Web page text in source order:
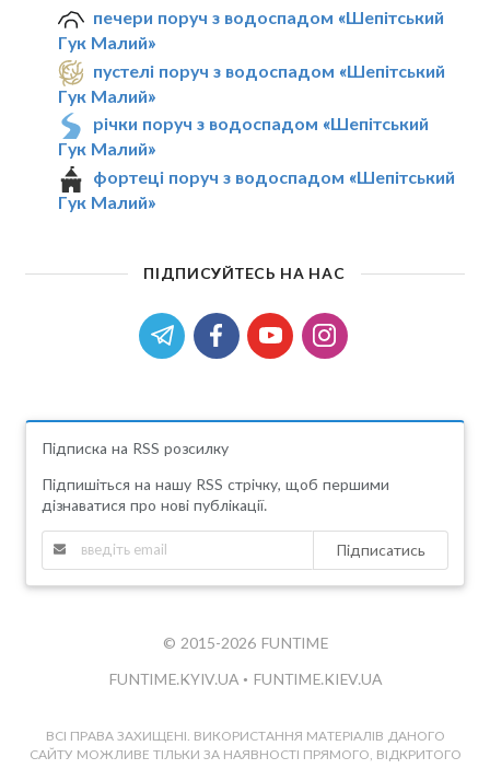
печери поруч з водоспадом «Шепітський
Гук Малий»
пустелі поруч з водоспадом «Шепітський
Гук Малий»
річки поруч з водоспадом «Шепітський
Гук Малий»
фортеці поруч з водоспадом «Шепітський
Гук Малий»
ПІДПИСУЙТЕСЬ НА НАС
Підписка на RSS розсилку
Підпишіться на нашу RSS стрічку, щоб першими
дізнаватися про нові публікації.
Підписатись
© 2015-2026 FUNTIME
FUNTIME.KYIV.UA • FUNTIME.KIEV.UA
ВСІ ПРАВА ЗАХИЩЕНІ. ВИКОРИСТАННЯ МАТЕРІАЛІВ ДАНОГО
САЙТУ МОЖЛИВЕ ТІЛЬКИ ЗА НАЯВНОСТІ ПРЯМОГО, ВІДКРИТОГО